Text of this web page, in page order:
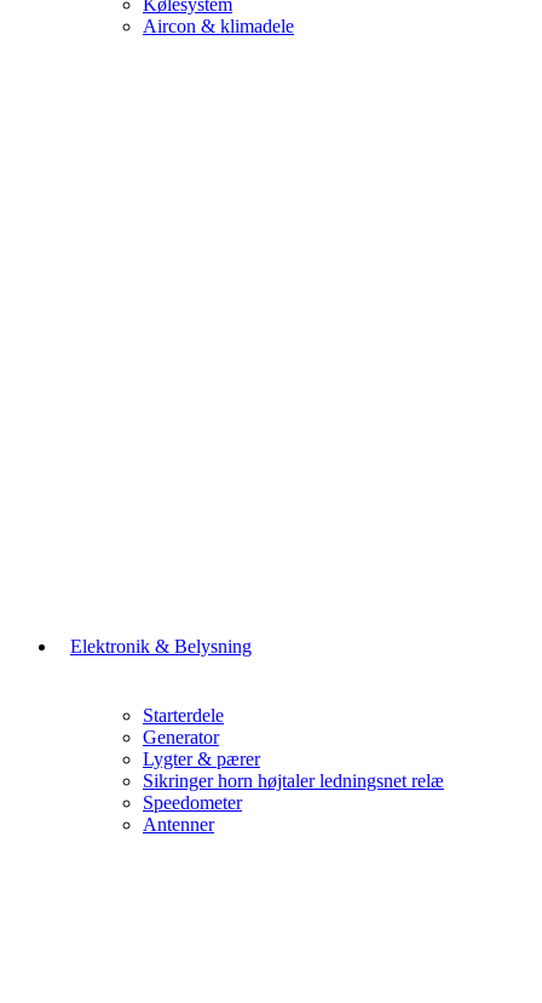
Kølesystem
Aircon & klimadele
Elektronik & Belysning
Starterdele
Generator
Lygter & pærer
Sikringer horn højtaler ledningsnet relæ
Speedometer
Antenner